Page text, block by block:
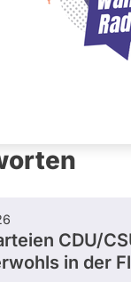
CDU/
in der